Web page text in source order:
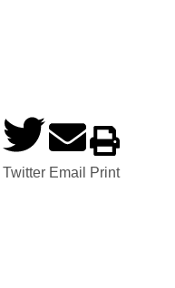
Twitter Email Print